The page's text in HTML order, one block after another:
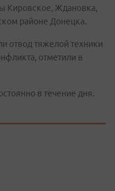
Кировское, Ждановка,
районе Донецка.
отвод тяжелой техники
отметили в
в течение дня.